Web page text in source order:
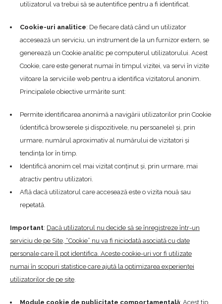
utilizatorul va trebui să se autentifice pentru a fi identificat.
Cookie-uri analitice: De fiecare dată când un utilizator
accesează un serviciu, un instrument de la un furnizor extern, se
generează un Cookie analitic pe computerul utilizatorului. Acest
Cookie, care este generat numai în timpul vizitei, va servi în vizite
viitoare la serviciile web pentru a identifica vizitatorul anonim.
Principalele obiective urmărite sunt:
Permite identificarea anonimă a navigării utilizatorilor prin Cookie
(identifică browserele și dispozitivele, nu persoanele) și, prin
urmare, numărul aproximativ al numărului de vizitatori și
tendința lor în timp.
Identifică anonim cel mai vizitat conținut și, prin urmare, mai
atractiv pentru utilizatori.
Află dacă utilizatorul care accesează este o vizita nouă sau
repetată.
Important: Dacă utilizatorul nu decide să se înregistreze într-un
serviciu de pe Site, “Cookie” nu va fi niciodată asociată cu date
personale care îl pot identifica. Aceste cookie-uri vor fi utilizate
numai în scopuri statistice care ajută la optimizarea experienței
utilizatorilor de pe site.
Module cookie de publicitate comportamentală: Acest tip